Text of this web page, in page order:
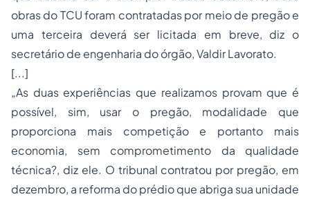
obras do TCU foram contratadas por meio de pregão e
uma terceira deverá ser licitada em breve, diz o
secretário de engenharia do órgão, Valdir Lavorato.
[...]
„As duas experiências que realizamos provam que é
possível, sim, usar o pregão, modalidade que
proporciona mais competição e portanto mais
economia, sem comprometimento da qualidade
técnica?, diz ele. O tribunal contratou por pregão, em
dezembro, a reforma do prédio que abriga sua unidade